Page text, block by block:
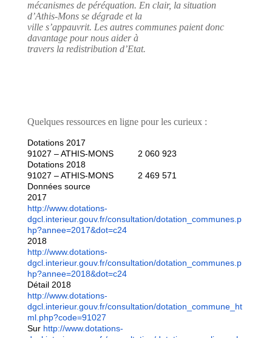
mécanismes de péréquation. En clair, la situation
d’Athis-Mons se dégrade et la
ville s’appauvrit. Les autres communes paient donc
davantage pour nous aider à
travers la redistribution d’Etat.
Quelques ressources en ligne pour les curieux :
Dotations 2017
91027 – ATHIS-MONS
2 060 923
Dotations 2018
91027 – ATHIS-MONS
2 469 571
Données source
2017
http://www.dotations-
dgcl.interieur.gouv.fr/consultation/dotation_communes.p
hp?annee=2017&dot=c24
2018
http://www.dotations-
dgcl.interieur.gouv.fr/consultation/dotation_communes.p
hp?annee=2018&dot=c24
Détail 2018
http://www.dotations-
dgcl.interieur.gouv.fr/consultation/dotation_commune_ht
ml.php?code=91027
Sur http://www.dotations-